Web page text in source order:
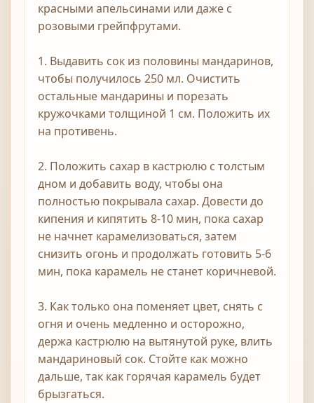
красными апельсинами или даже с
розовыми грейпфрутами.
1. Выдавить сок из половины мандаринов,
чтобы получилось 250 мл. Очистить
остальные мандарины и порезать
кружочками толщиной 1 см. Положить их
на противень.
2. Положить сахар в кастрюлю с толстым
дном и добавить воду, чтобы она
полностью покрывала сахар. Довести до
кипения и кипятить 8-10 мин, пока сахар
не начнет карамелизоваться, затем
снизить огонь и продолжать готовить 5-6
мин, пока карамель не станет коричневой.
3. Как только она поменяет цвет, снять с
огня и очень медленно и осторожно,
держа кастрюлю на вытянутой руке, влить
мандариновый сок. Стойте как можно
дальше, так как горячая карамель будет
брызгаться.